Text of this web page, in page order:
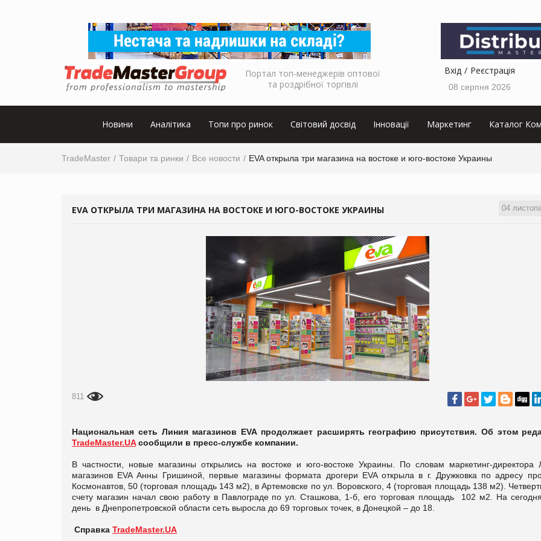
Портал топ-менеджерів оптової
та роздрібної торгівлі
Вхід Реєстрація
08 серпня 2026
Новини Аналітика Топи про ринок Світовий досвід Інновації Маркетинг Каталог
TradeMaster Товари та ринки Все новости EVA открыла три магазина на востоке и юго-востоке Украины
04
EVA ОТКРЫЛА ТРИ МАГАЗИНА НА ВОСТОКЕ И ЮГО-ВОСТОКЕ УКРАИНЫ
811
Национальная сеть Линия магазинов EVA продолжает расширять географию присутствия. Об этом
TradeMaster.UAсообщили в пресс-службе компании.
В частности, новые магазины открылись на востоке и юго-востоке Украины. По словам маркетинг-директора
магазинов EVA Анны Гришиной, первые магазины формата дрогери EVA открыла в г. Дружковка по адресу
Космонавтов, 50 (торговая площадь 143 м2), в Артемовске по ул. Воровского, 4 (торговая площадь 138 м2).
счету магазин начал свою работу в Павлограде по ул. Сташкова, 1-б, его торговая площадь 102 м2. На
день в Днепропетровской области сеть выросла до 69 торговых точек, в Донецкой – до 18.
Справка TradeMaster.UA